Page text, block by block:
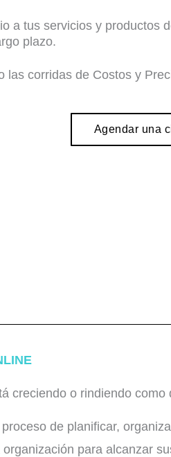
a tus servicios y productos
plazo.
las corridas de Costos y
Agendar una
creciendo o rindiendo como
de planificar,
para alcanzar